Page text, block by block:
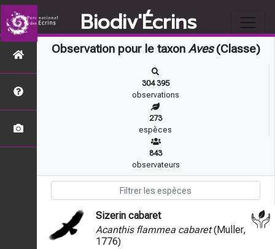
Biodiv'Écrins
Observation pour le taxon Aves(Classe)
304 395
observations
273
espèces
843
observateurs
Sizerin cabaret
Acanthis flammea cabaret(Muller,
1776)